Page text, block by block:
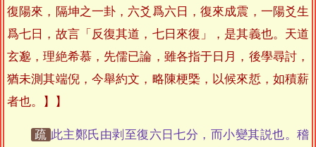
復陽來，隔坤之一卦，六爻爲六日，復來成震，一陽爻生
爲七日，故言「反復其道，七日來復」，是其義也。天道
玄邈，理絶希慕，先儒已論，雖各指于日月，後學尋討，
猶未測其端倪，今舉約文，略陳梗㮣，以候來悊，如積薪
者也。】
疏 此主鄭氏由剥至復六日七分，而小變其説也。稽